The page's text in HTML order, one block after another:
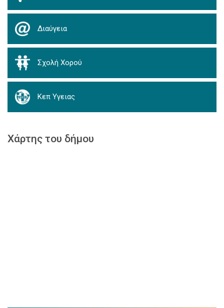
Διαύγεια
Σχολή Χορού
Κεπ Υγειας
Χάρτης του δήμου